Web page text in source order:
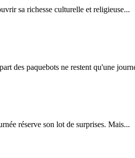
sa richesse culturelle et religieuse...
des paquebots ne restent qu'une
réserve son lot de surprises. Mais...